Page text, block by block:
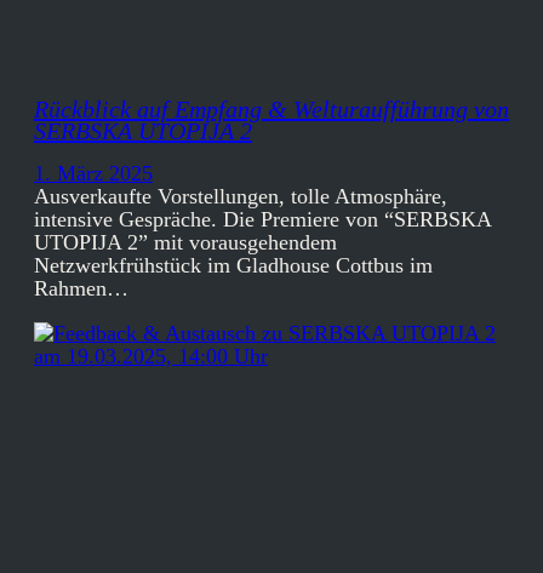
Rückblick auf Empfang & Welturaufführung von
SERBSKA UTOPIJA 2
1. März 2025
Ausverkaufte Vorstellungen, tolle Atmosphäre,
intensive Gespräche. Die Premiere von “SERBSKA
UTOPIJA 2” mit vorausgehendem
Netzwerkfrühstück im Gladhouse Cottbus im
Rahmen…